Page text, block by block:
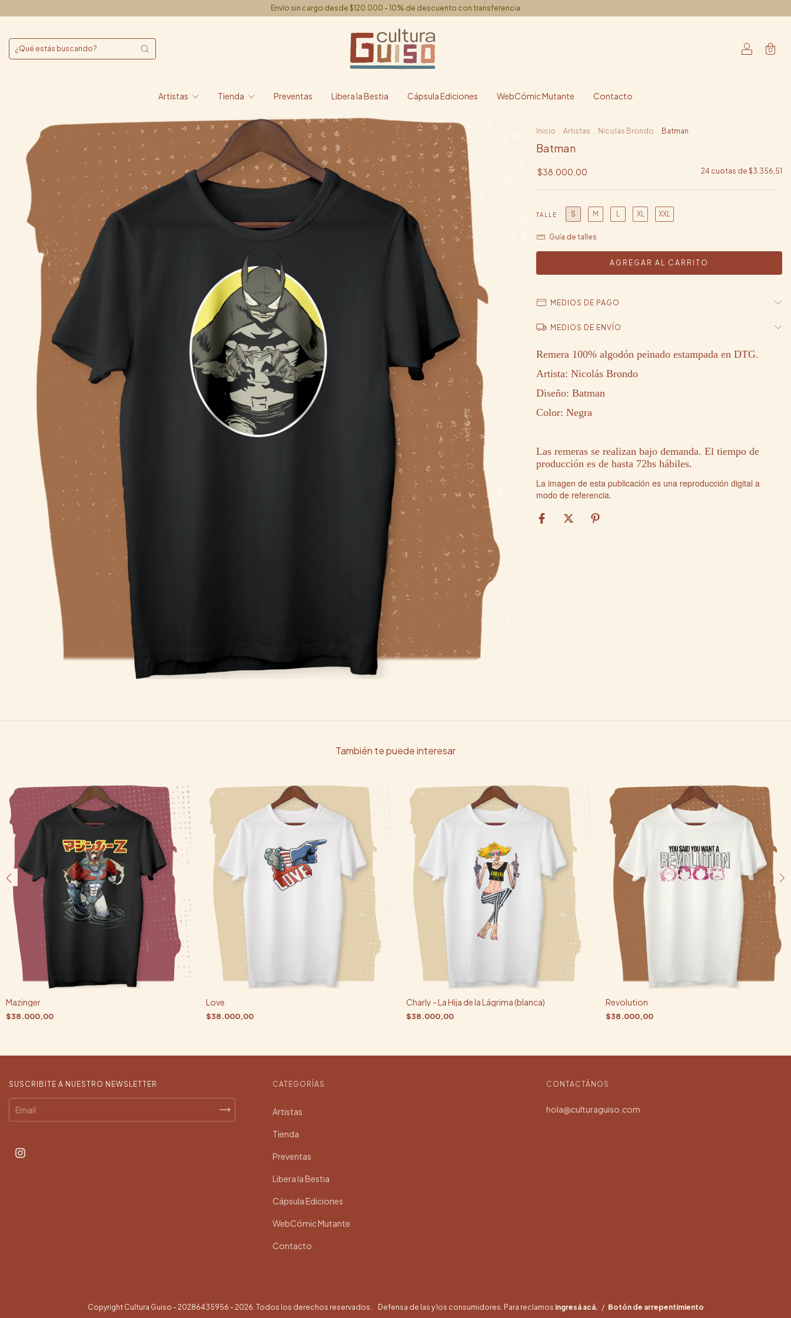
Envío sin cargo desde $120.000 - 10% de descuento con transferencia
0
Artistas Tienda Preventas Libera la Bestia Cápsula Ediciones WebCómic Mutante Contacto
Inicio . Artistas . Nicolás Brondo . Batman
Batman
$38.000,00 24 cuotas de $3.356,51
TALLE S M L XL XXL
Guía de talles
MEDIOS DE PAGO
MEDIOS DE ENVÍO
Remera 100% algodón peinado estampada en DTG.
Artista: Nicolás Brondo
Diseño: Batman
Color: Negra
Las remeras se realizan bajo demanda. El tiempo de
producción es de hasta 72hs hábiles.
La imagen de esta publicación es una reproducción digital a
modo de referencia.
También te puede interesar
Mazinger
$38.000,00
Love
$38.000,00
Charly - La Hija de la Lágrima (blanca)
$38.000,00
Revolution
$38.000,00
SUSCRIBITE A NUESTRO NEWSLETTER CATEGORÍAS
Artistas
Tienda
Preventas
Libera la Bestia
Cápsula Ediciones
WebCómic Mutante
Contacto
CONTACTÁNOS
hola@culturaguiso.com
Copyright Cultura Guiso - 20286435956 - 2026. Todos los derechos reservados. Defensa de las y los consumidores. Para reclamos ingresá acá. / Botón de arrepentimiento